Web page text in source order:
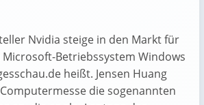
Nvidia steige in den Markt für
Betriebssystem Windows
heißt. Jensen Huang
die sogenannten